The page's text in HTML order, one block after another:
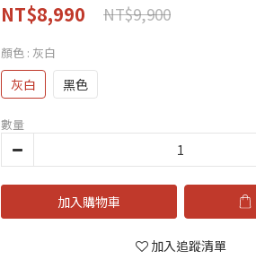
NT$8,990 NT$9,900
顏色 : 灰白
灰白 黑色
數量
加入購物車
加入追蹤清單